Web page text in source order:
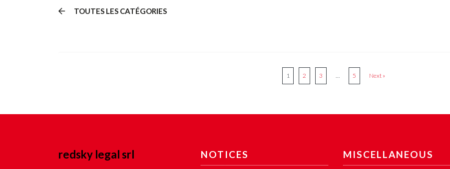
TOUTES LES CATÉGORIES
1 2 3 … 5 Next »
redsky legal srl NOTICES MISCELLANEOUS